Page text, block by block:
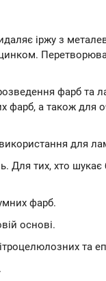
іржу з
фарб та
фарб, а також для
для
Для тих, хто
фарб.
основі.
та